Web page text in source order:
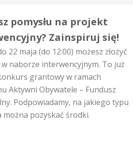
pomysłu na projekt
Zainspiruj się!
22 maja (do 12:00) możesz złożyć
naborze interwencyjnym. To już
grantowy w ramach
Aktywni Obywatele – Fundusz
Podpowiadamy, na jakiego typu
można pozyskać środki.